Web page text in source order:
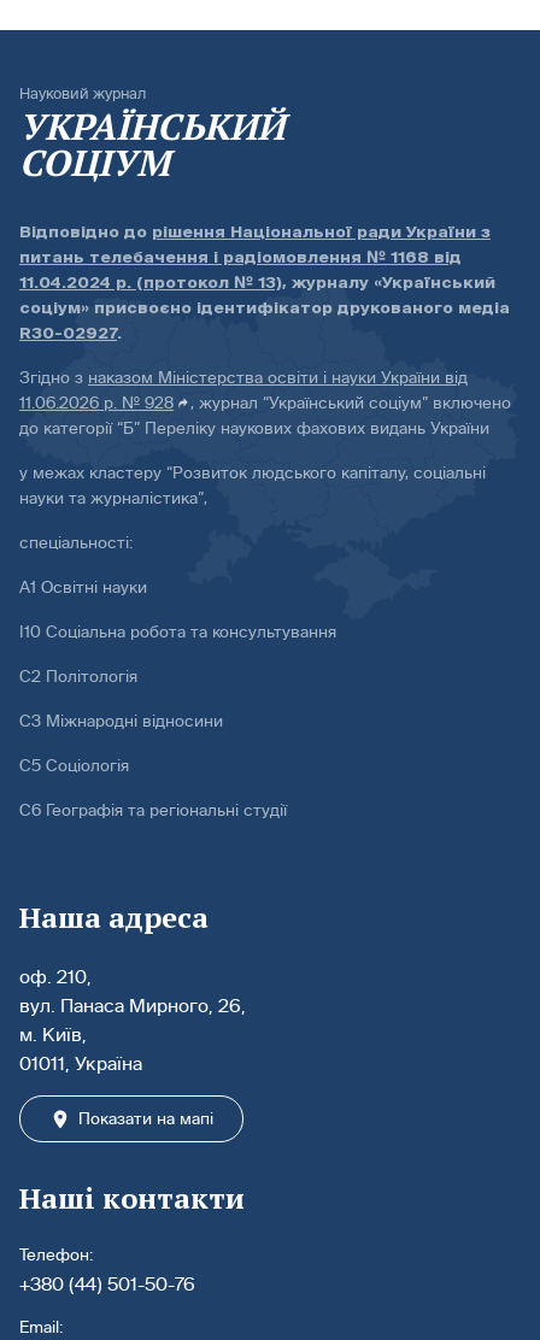
Науковий журнал
УКРАЇНСЬКИЙ
СОЦІУМ
Відповідно до рішення Національної ради України з
питань телебачення і радіомовлення № 1168 від
11.04.2024 р. (протокол № 13), журналу «Український
соціум» присвоєно ідентифікатор друкованого медіа
R30-02927.
Згідно з наказом Міністерства освіти і науки України від
11.06.2026 р. № 928
, журнал “Український соціум” включено
до категорії “Б” Переліку наукових фахових видань України
у межах кластеру “Розвиток людського капіталу, соціальні
науки та журналістика”,
спеціальності:
А1 Освітні науки
І10 Соціальна робота та консультування
С2 Політологія
С3 Міжнародні відносини
С5 Соціологія
С6 Географія та регіональні студії
Наша адреса
оф. 210,
вул. Панаса Мирного, 26,
м. Київ,
01011, Україна
Показати на мапі
Наші контакти
Телефон:
+380 (44) 501-50-76
Email: